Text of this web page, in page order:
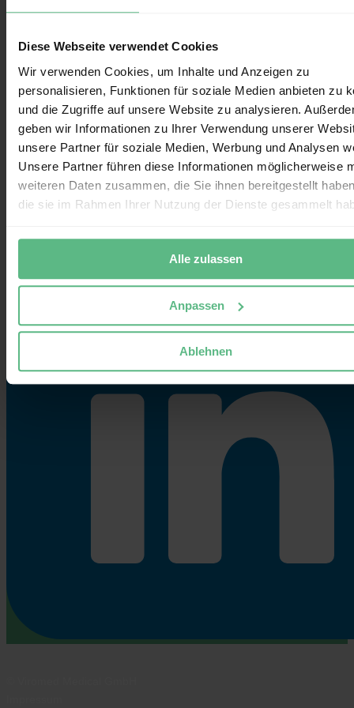
Diese Webseite verwendet Cookies
Wir verwenden Cookies, um Inhalte und Anzeigen zu
personalisieren, Funktionen für soziale Medien anbieten zu
und die Zugriffe auf unsere Website zu analysieren.
geben wir Informationen zu Ihrer Verwendung unserer
unsere Partner für soziale Medien, Werbung und Analysen
Unsere Partner führen diese Informationen möglicherweise
weiteren Daten zusammen, die Sie ihnen bereitgestellt
die sie im Rahmen Ihrer Nutzung der Dienste gesammelt
Alle zulassen
Anpassen
Ablehnen
Kontakt AG
Viromed Medical AG
Hauptstraße 105
25462 Rellingen
Tel.:+49 4101 809960
kontakt@viromed-medical.de
Social Media